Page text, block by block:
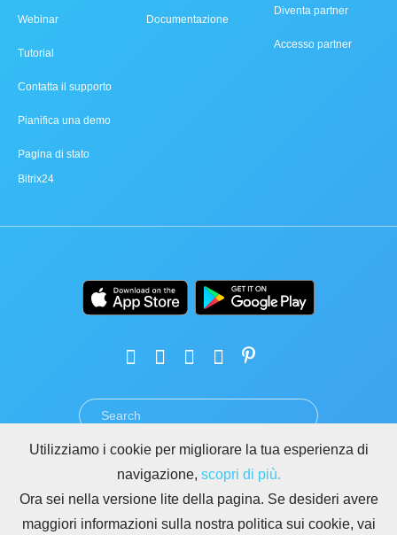
Webinar
Tutorial
Contatta il supporto
Pianifica una demo
Pagina di stato
Bitrix24
Documentazione
Diventa partner
Accesso partner
PRIVACY GDPR
ABUSO
REGOLE PER I SITI DI BITRIX24
Copyright © 2026 Bitrix24
Utilizziamo i cookie per migliorare la tua esperienza di
navigazione, scopri di più.
Ora sei nella versione lite della pagina. Se desideri avere
maggiori informazioni sulla nostra politica sui cookie, vai